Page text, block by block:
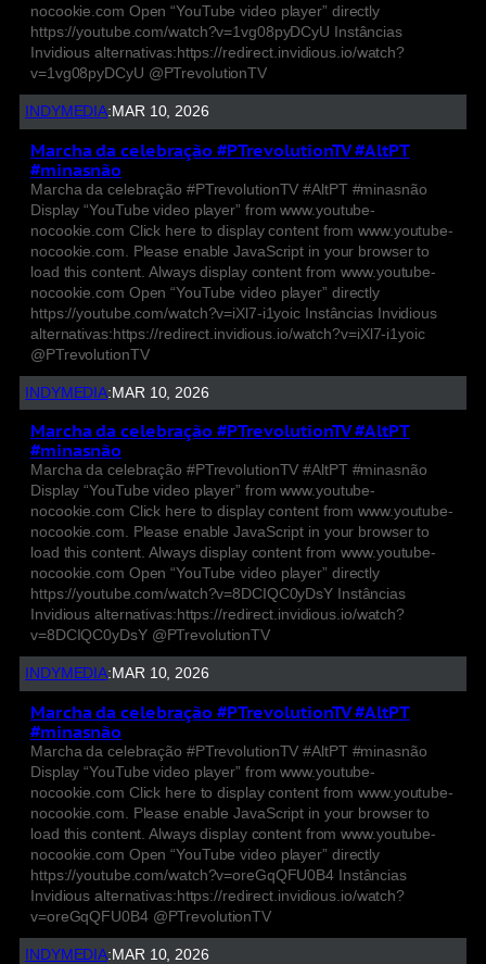
nocookie.com Open “YouTube video player” directly
https://youtube.com/watch?v=1vg08pyDCyU Instâncias
Invidious alternativas:https://redirect.invidious.io/watch?
v=1vg08pyDCyU @PTrevolutionTV
INDYMEDIA: MAR 10, 2026
Marcha da celebração #PTrevolutionTV #AltPT
#minasnão
Marcha da celebração #PTrevolutionTV #AltPT #minasnão
Display “YouTube video player” from www.youtube-
nocookie.com Click here to display content from www.youtube-
nocookie.com. Please enable JavaScript in your browser to
load this content. Always display content from www.youtube-
nocookie.com Open “YouTube video player” directly
https://youtube.com/watch?v=iXl7-i1yoic Instâncias Invidious
alternativas:https://redirect.invidious.io/watch?v=iXl7-i1yoic
@PTrevolutionTV
INDYMEDIA: MAR 10, 2026
Marcha da celebração #PTrevolutionTV #AltPT
#minasnão
Marcha da celebração #PTrevolutionTV #AltPT #minasnão
Display “YouTube video player” from www.youtube-
nocookie.com Click here to display content from www.youtube-
nocookie.com. Please enable JavaScript in your browser to
load this content. Always display content from www.youtube-
nocookie.com Open “YouTube video player” directly
https://youtube.com/watch?v=8DCIQC0yDsY Instâncias
Invidious alternativas:https://redirect.invidious.io/watch?
v=8DCIQC0yDsY @PTrevolutionTV
INDYMEDIA: MAR 10, 2026
Marcha da celebração #PTrevolutionTV #AltPT
#minasnão
Marcha da celebração #PTrevolutionTV #AltPT #minasnão
Display “YouTube video player” from www.youtube-
nocookie.com Click here to display content from www.youtube-
nocookie.com. Please enable JavaScript in your browser to
load this content. Always display content from www.youtube-
nocookie.com Open “YouTube video player” directly
https://youtube.com/watch?v=oreGqQFU0B4 Instâncias
Invidious alternativas:https://redirect.invidious.io/watch?
v=oreGqQFU0B4 @PTrevolutionTV
INDYMEDIA: MAR 10, 2026